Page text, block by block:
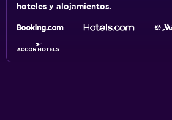
hoteles y alojamientos.